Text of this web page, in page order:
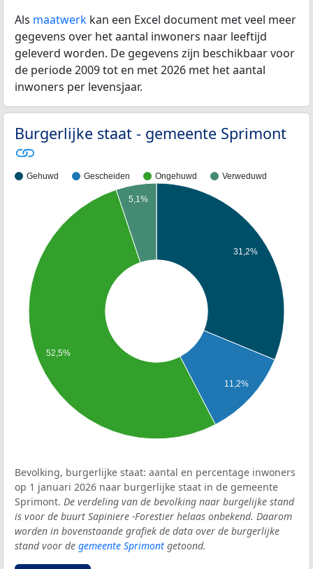
Als maatwerk kan een Excel document met veel meer
gegevens over het aantal inwoners naar leeftijd
geleverd worden. De gegevens zijn beschikbaar voor
de periode 2009 tot en met 2026 met het aantal
inwoners per levensjaar.
Burgerlijke staat - gemeente Sprimont
Gehuwd Gescheiden Ongehuwd Verweduwd
31,2%
11,2%
5,1%
52,5%
Bevolking, burgerlijke staat: aantal en percentage inwoners
op 1 januari 2026 naar burgerlijke staat in de gemeente
Sprimont. De verdeling van de bevolking naar burgelijke stand
is voor de buurt Sapiniere -Forestier helaas onbekend. Daarom
worden in bovenstaande grafiek de data over de burgerlijke
stand voor de gemeente Sprimont getoond.